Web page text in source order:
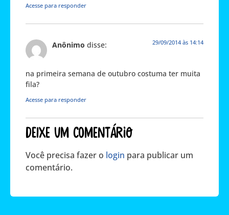
Acesse para responder
Anônimo disse: 29/09/2014 às 14:14
na primeira semana de outubro costuma ter muita
fila?
Acesse para responder
Deixe um comentário
Você precisa fazer o login para publicar um
comentário.